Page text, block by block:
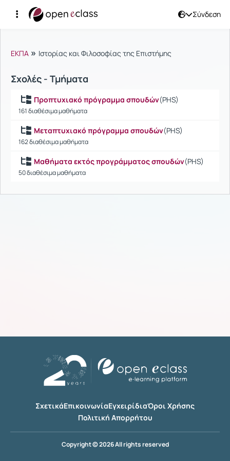
Σύνδεση
Μαθήματα
ΕΚΠΑ » Ιστορίας και Φιλοσοφίας της Επιστήμης
Σχολές - Τμήματα
Προπτυχιακό πρόγραμμα σπουδών(PHS)
161 διαθέσιμα μαθήματα
Μεταπτυχιακό πρόγραμμα σπουδών(PHS)
162 διαθέσιμα μαθήματα
Μαθήματα εκτός προγράμματος σπουδών(PHS)
50 διαθέσιμα μαθήματα
ΣχετικάΕπικοινωνίαΕγχειρίδιαΌροι Χρήσης
Πολιτική Απορρήτου
Copyright © 2026 All rights reserved